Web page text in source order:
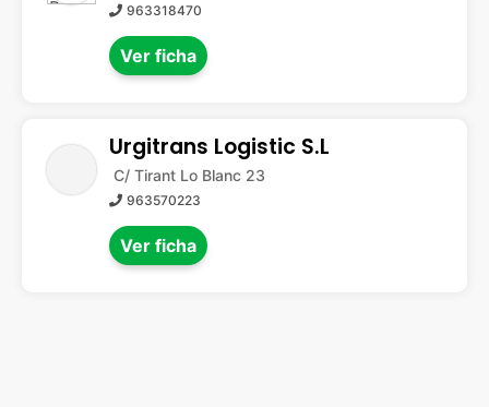
963318470
Ver ficha
Urgitrans Logistic S.L
C/ Tirant Lo Blanc 23
963570223
Ver ficha